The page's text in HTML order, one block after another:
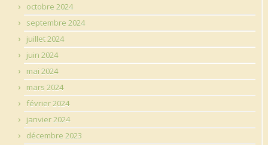
octobre 2024
septembre 2024
juillet 2024
juin 2024
mai 2024
mars 2024
février 2024
janvier 2024
décembre 2023